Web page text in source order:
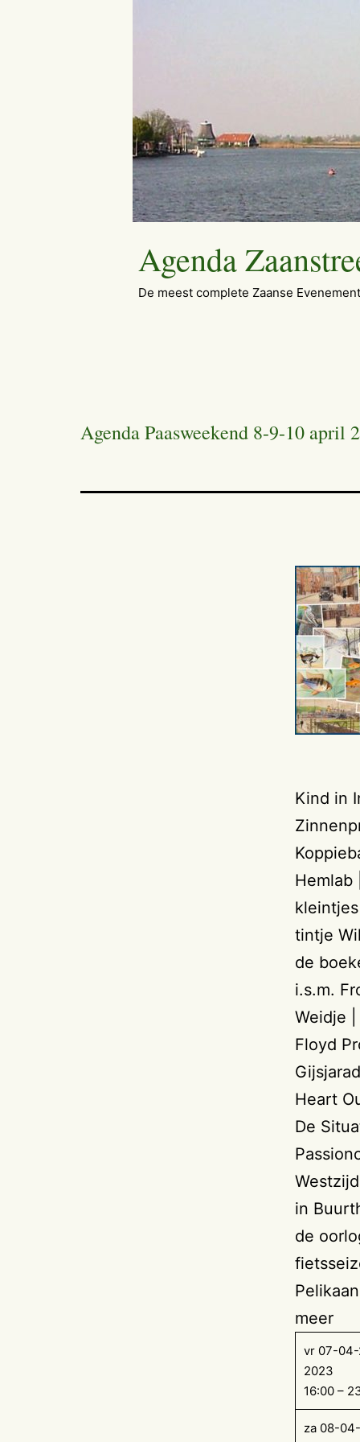
Agenda
De meest complete Zaanse
Agenda Paasweekend 8-9-10 april
Kind in
Hemlab
tintje
de
i.s.m.
Weidje
Floyd
Heart
De
in
de
meer
vr 07-
2023
16:00 –
za 08-